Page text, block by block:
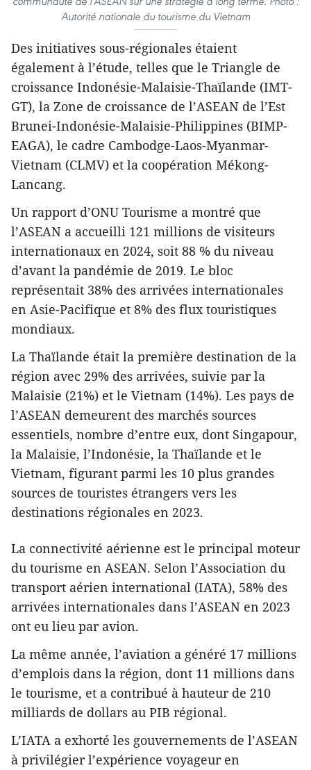
Autorité nationale du tourisme du Vietnam
Des initiatives sous-régionales étaient
également à l’étude, telles que le Triangle de
croissance Indonésie-Malaisie-Thaïlande (IMT-
GT), la Zone de croissance de l’ASEAN de l’Est
Brunei-Indonésie-Malaisie-Philippines (BIMP-
EAGA), le cadre Cambodge-Laos-Myanmar-
Vietnam (CLMV) et la coopération Mékong-
Lancang.
Un rapport d’ONU Tourisme a montré que
l’ASEAN a accueilli 121 millions de visiteurs
internationaux en 2024, soit 88 % du niveau
d’avant la pandémie de 2019. Le bloc
représentait 38% des arrivées internationales
en Asie-Pacifique et 8% des flux touristiques
mondiaux.
La Thaïlande était la première destination de la
région avec 29% des arrivées, suivie par la
Malaisie (21%) et le Vietnam (14%). Les pays de
l’ASEAN demeurent des marchés sources
essentiels, nombre d’entre eux, dont Singapour,
la Malaisie, l’Indonésie, la Thaïlande et le
Vietnam, figurant parmi les 10 plus grandes
sources de touristes étrangers vers les
destinations régionales en 2023.
La connectivité aérienne est le principal moteur
du tourisme en ASEAN. Selon l’Association du
transport aérien international (IATA), 58% des
arrivées internationales dans l’ASEAN en 2023
ont eu lieu par avion.
La même année, l’aviation a généré 17 millions
d’emplois dans la région, dont 11 millions dans
le tourisme, et a contribué à hauteur de 210
milliards de dollars au PIB régional.
L’IATA a exhorté les gouvernements de l’ASEAN
à privilégier l’expérience voyageur en